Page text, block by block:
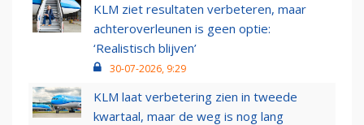
KLM ziet resultaten verbeteren, maar
achteroverleunen is geen optie:
‘Realistisch blijven’
30-07-2026, 9:29
KLM laat verbetering zien in tweede
kwartaal, maar de weg is nog lang